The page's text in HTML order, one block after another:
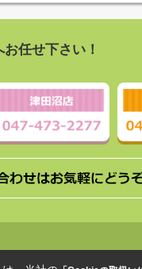
任せ下さい！